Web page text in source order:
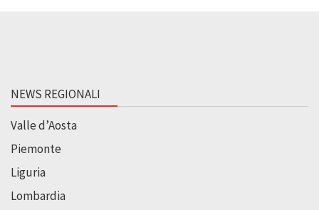
NEWS REGIONALI
Valle d’Aosta
Piemonte
Liguria
Lombardia